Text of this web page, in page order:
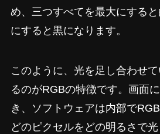
め、三つすべてを最大にする
にすると黒になります。
このように、光を足し合わせ
るのがRGBの特徴です。画面
き、ソフトウェアは内部で
どのピクセルをどの明るさで